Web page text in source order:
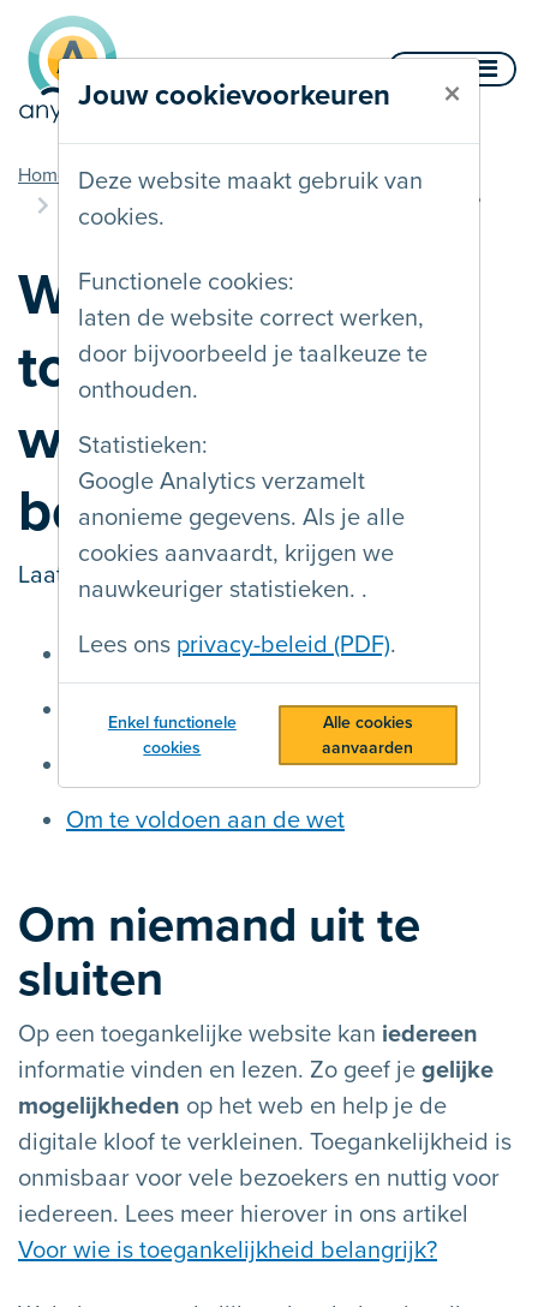
Jouw cookievoorkeuren ×
Deze website maakt gebruik van
cookies.
Functionele cookies:
laten de website correct werken,
door bijvoorbeeld je taalkeuze te
onthouden.
Statistieken:
Google Analytics verzamelt
anonieme gegevens. Als je alle
cookies aanvaardt, krijgen we
nauwkeuriger statistieken. .
Lees ons privacy-beleid (PDF).
Enkel functionele
cookies
Alle cookies
aanvaarden
Naar inhoud
Home Documentatie
Toegankelijkheid
Waarom toegankelijke websites en apps bouwen?
Waarom
toegankelijke
websites en apps
bouwen?
Laatst gewijzigd op 13/05/2024
Om niemand uit te sluiten
Om technische redenen
Om financiële redenen
Om te voldoen aan de wet
Om niemand uit te
sluiten
Op een toegankelijke website kan iedereen
informatie vinden en lezen. Zo geef je gelijke
mogelijkheden op het web en help je de
digitale kloof te verkleinen. Toegankelijkheid is
onmisbaar voor vele bezoekers en nuttig voor
iedereen. Lees meer hierover in ons artikel
Voor wie is toegankelijkheid belangrijk?